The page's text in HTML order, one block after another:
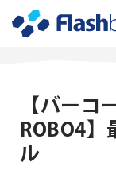
【バーコ
ROBO4
ル